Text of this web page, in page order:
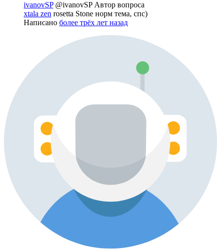
ivanovSP @ivanovSP Автор вопроса
xtala zen rosetta Stone норм тема, спс)
Написано более трёх лет назад